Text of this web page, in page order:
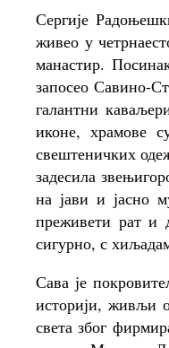
Сергије
живео у
манастир.
запосео Савино-
галантни
иконе, храмове
свештеничких
задесила
на јави и јасно
преживети рат и
сигурно, с
Сава је
историји, живљи
света због